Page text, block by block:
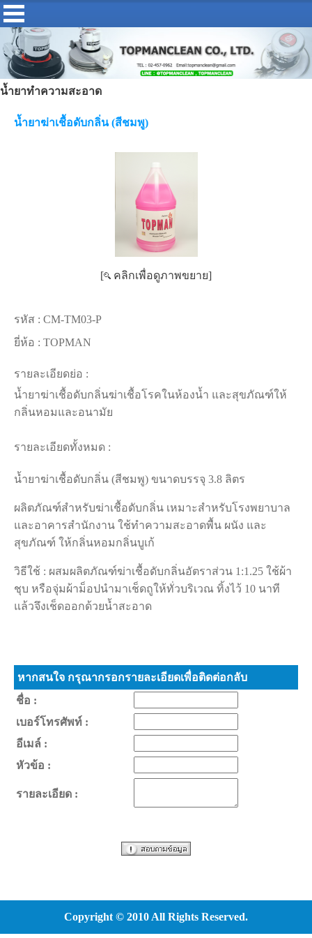
น้ำยาทำความสะอาด
น้ำยาฆ่าเชื้อดับกลิ่น (สีชมพู)
[ คลิกเพื่อดูภาพขยาย]
รหัส : CM-TM03-P
ยี่ห้อ : TOPMAN
รายละเอียดย่อ :
น้ำยาฆ่าเชื้อดับกลิ่นฆ่าเชื้อโรคในห้องน้ำ และสุขภัณฑ์ให้
กลิ่นหอมและอนามัย
รายละเอียดทั้งหมด :
น้ำยาฆ่าเชื้อดับกลิ่น (สีชมพู) ขนาดบรรจุ 3.8 ลิตร
ผลิตภัณฑ์สำหรับฆ่าเชื้อดับกลิ่น เหมาะสำหรับโรงพยาบาล
และอาคารสำนักงาน ใช้ทำความสะอาดพื้น ผนัง และ
สุขภัณฑ์ ให้กลิ่นหอมกลิ่นบูเก้
วิธีใช้ : ผสมผลิตภัณฑ์ฆ่าเชื้อดับกลิ่นอัตราส่วน 1:1.25 ใช้ผ้า
ชุบ หรือจุ่มผ้าม็อปนำมาเช็ดถูให้ทั่วบริเวณ ทิ้งไว้ 10 นาที
แล้วจึงเช็ดออกด้วยน้ำสะอาด
หากสนใจ กรุณากรอกรายละเอียดเพื่อติดต่อกลับ
ชื่อ :
เบอร์โทรศัพท์ :
อีเมล์ :
หัวข้อ :
รายละเอียด :
Copyright © 2010 All Rights Reserved.